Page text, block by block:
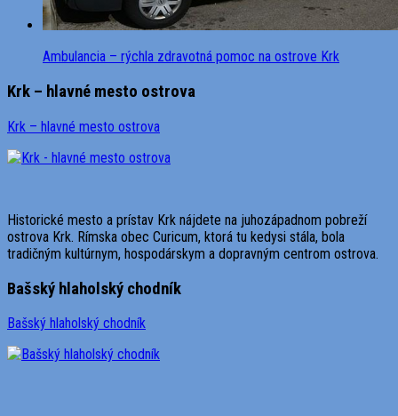
Ambulancia – rýchla zdravotná pomoc na ostrove Krk
Krk – hlavné mesto ostrova
Krk – hlavné mesto ostrova
Historické mesto a prístav Krk nájdete na juhozápadnom pobreží
ostrova Krk. Rímska obec Curicum, ktorá tu kedysi stála, bola
tradičným kultúrnym, hospodárskym a dopravným centrom ostrova.
Bašský hlaholský chodník
Bašský hlaholský chodník